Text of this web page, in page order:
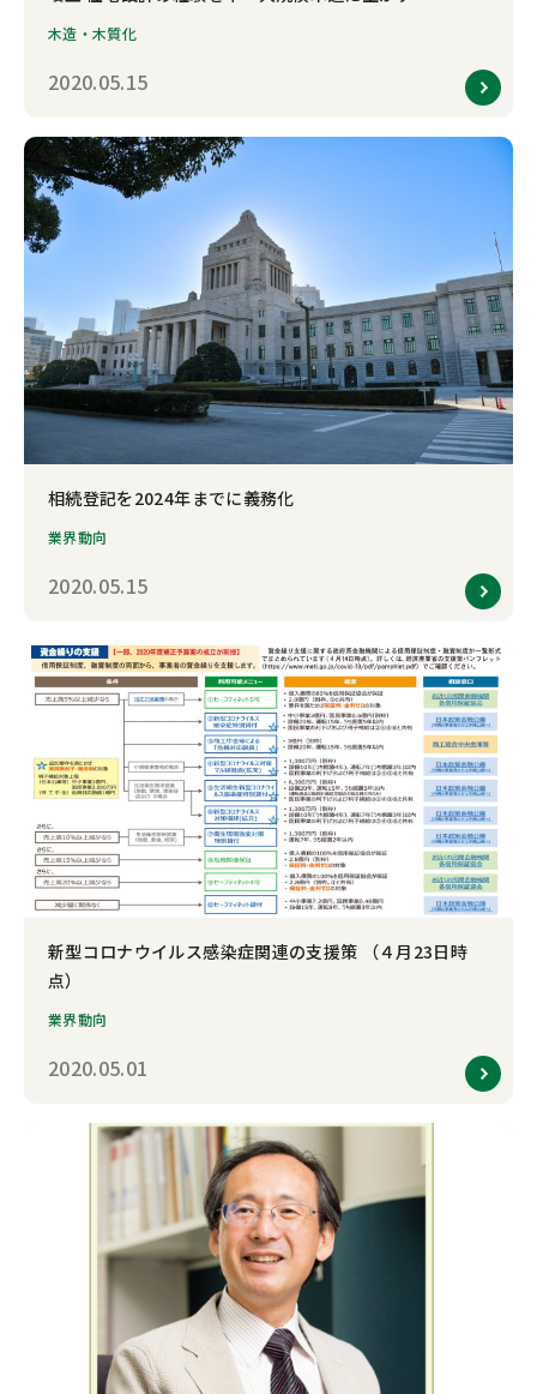
木造・木質化
2020.05.15
相続登記を2024年までに義務化
業界動向
2020.05.15
新型コロナウイルス感染症関連の支援策 （４月23日時
点）
業界動向
2020.05.01